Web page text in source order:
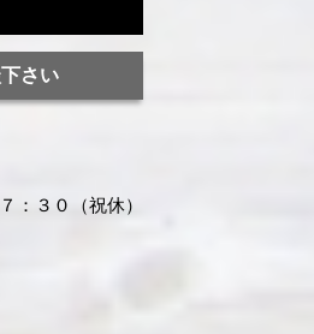
さい
３０（祝休）